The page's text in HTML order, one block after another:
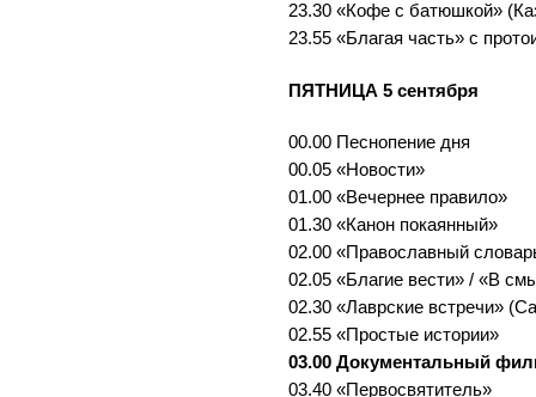
23.30 «Кофе с батюшкой»
23.55 «Благая часть» с
ПЯТНИЦА 5 сентября
00.00 Песнопение дня
00.05 «Новости»
01.00 «Вечернее правило»
01.30 «Канон покаянный»
02.00 «Православный
02.05 «Благие вести» / «В
02.30 «Лаврские встречи»
02.55 «Простые истории»
03.00 Документальный
03.40 «Первосвятитель»